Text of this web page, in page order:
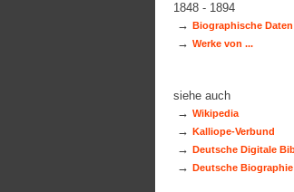
1848 - 1894
→ Biographische Daten
→ Werke von ...
siehe auch
→ Wikipedia
→ Kalliope-Verbund
→ Deutsche Digitale
→ Deutsche Biographie